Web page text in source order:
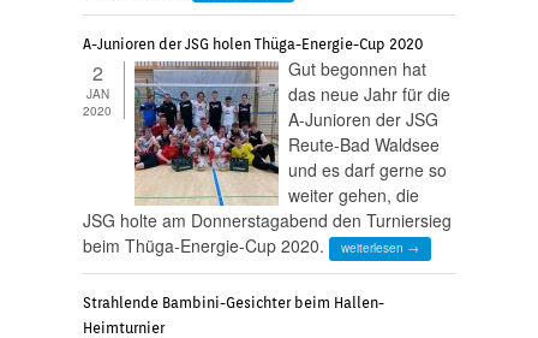
A-Junioren der JSG holen Thüga-Energie-Cup 2020
2
JAN
2020
Gut begonnen hat
das neue Jahr für die
A-Junioren der JSG
Reute-Bad Waldsee
und es darf gerne so
weiter gehen, die
JSG holte am Donnerstagabend den Turniersieg
beim Thüga-Energie-Cup 2020.
weiterlesen →
Strahlende Bambini-Gesichter beim Hallen-
Heimturnier